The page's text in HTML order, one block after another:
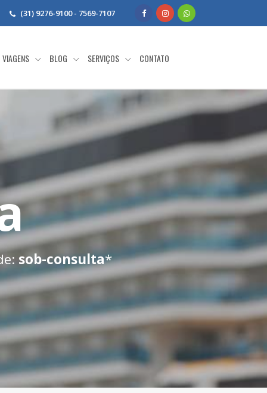
(31) 9276-9100 - 7569-7107
VIAGENS BLOG SERVIÇOS CONTATO
sob-consulta*